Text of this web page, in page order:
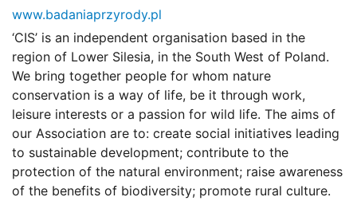
www.badaniaprzyrody.pl
‘CIS’ is an independent organisation based in the
region of Lower Silesia, in the South West of Poland.
We bring together people for whom nature
conservation is a way of life, be it through work,
leisure interests or a passion for wild life. The aims of
our Association are to: create social initiatives leading
to sustainable development; contribute to the
protection of the natural environment; raise awareness
of the benefits of biodiversity; promote rural culture.